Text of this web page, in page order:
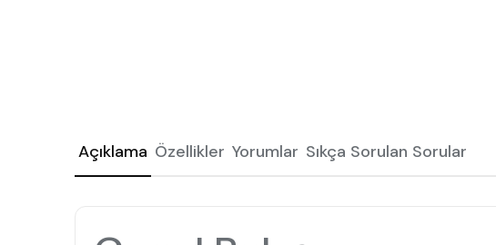
Açıklama Özellikler Yorumlar Sıkça Sorulan Sorular